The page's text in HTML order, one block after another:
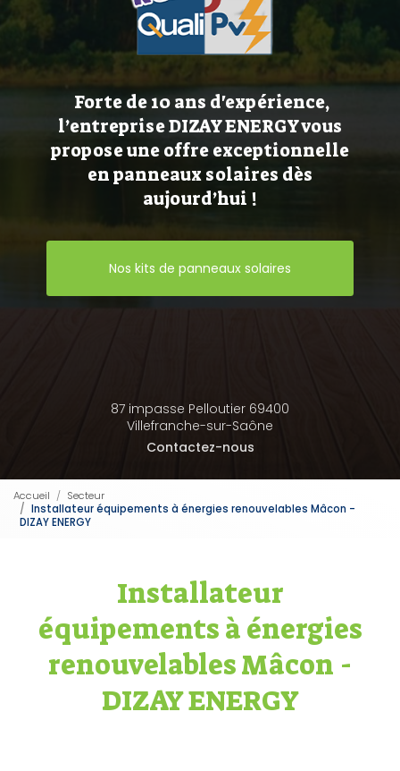
Forte de 10 ans d'expérience,
l’entreprise DIZAY ENERGY vous
propose une offre exceptionnelle
en panneaux solaires dès
aujourd’hui !
Nos kits de panneaux solaires
87 impasse Pelloutier 69400
Villefranche-sur-Saône
Contactez-nous
Accueil
Secteur
Installateur équipements à énergies renouvelables Mâcon -
DIZAY ENERGY
Installateur
équipements à énergies
renouvelables Mâcon -
DIZAY ENERGY